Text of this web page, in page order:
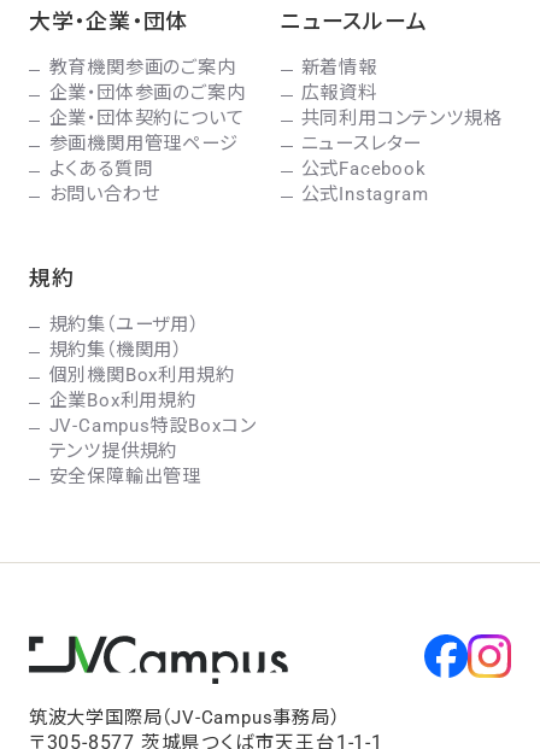
大学・企業・団体
教育機関参画のご案内
企業・団体参画のご案内
企業・団体契約について
参画機関用管理ページ
よくある質問
お問い合わせ
ニュースルーム
新着情報
広報資料
共同利用コンテンツ規格
ニュースレター
公式Facebook
公式Instagram
規約
規約集（ユーザ用）
規約集（機関用）
個別機関Box利用規約
企業Box利用規約
JV-Campus特設Boxコン
テンツ提供規約
安全保障輸出管理
筑波大学国際局（JV-Campus事務局）
〒305-8577 茨城県つくば市天王台1-1-1